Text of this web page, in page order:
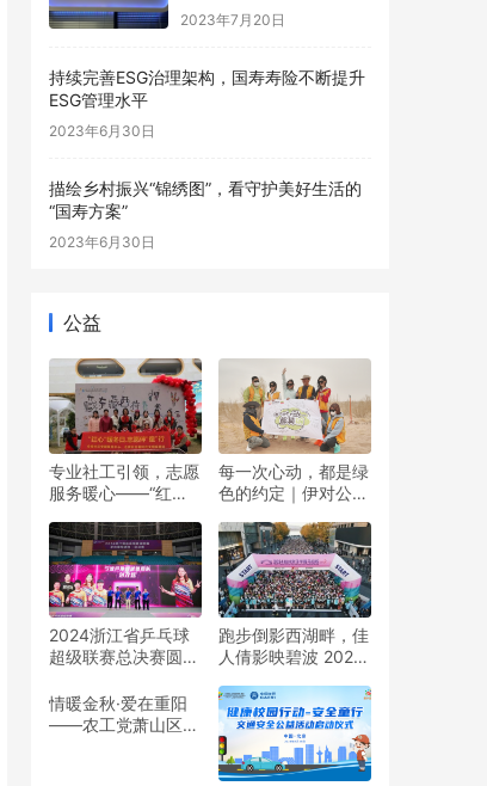
2023年7月20日
持续完善ESG治理架构，国寿寿险不断提升
ESG管理水平
2023年6月30日
描绘乡村振兴“锦绣图”，看守护美好生活的
“国寿方案”
2023年6月30日
公益
专业社工引领，志愿
服务暖心——“红心”
每一次心动，都是绿
色的约定｜伊对公益
双向奔赴
2024浙江省乒乓球
超级联赛总决赛圆满
跑步倒影西湖畔，佳
人倩影映碧波 2024
靓丽开赛
情暖金秋·爱在重阳
——农工党萧山区基